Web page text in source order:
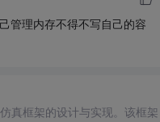
管理内存不得不写自己的容
真框架的设计与实现。该框架